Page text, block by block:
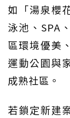
如「湯泉櫻
泳池、SPA
區環境優美
運動公園與
成熟社區。
若鎖定新建